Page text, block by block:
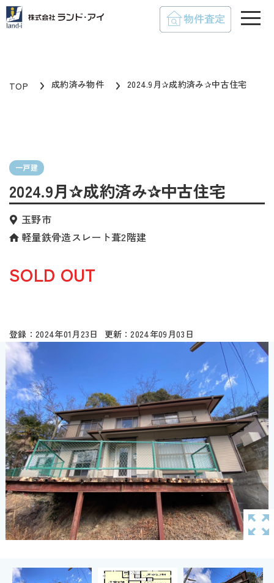
TOP 成約済み物件 2024.9月✰成約済み✰中古住宅
一戸建
2024.9月✰成約済み✰中古住宅
玉野市
軽量鉄骨造スレート葺2階建
SOLD OUT
2024年01月23日 2024年09月03日